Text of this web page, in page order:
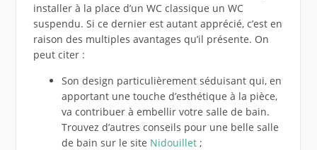
installer à la place d’un WC classique un WC
suspendu. Si ce dernier est autant apprécié, c’est en
raison des multiples avantages qu’il présente. On
peut citer :
Son design particulièrement séduisant qui, en
apportant une touche d’esthétique à la pièce,
va contribuer à embellir votre salle de bain.
Trouvez d’autres conseils pour une belle salle
de bain sur le site Nidouillet ;